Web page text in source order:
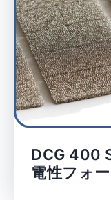
DCG 400
電性フォ